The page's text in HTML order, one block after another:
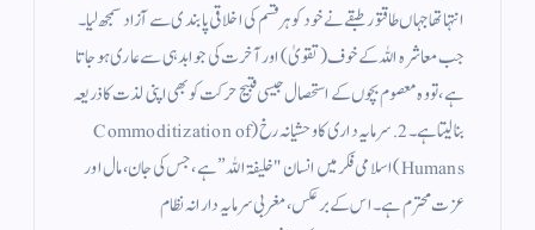
انتہا تھا جہاں طاقتور طبقے نے خود کو ہر قسم کی اخلاقی پابندی سے آزاد سمجھ لیا۔
جب معاشرہ اللہ کے خوف (تقویٰ) اور آخرت کی جوابدہی سے عاری ہو جاتا
ہے، تو وہ معصوم بچوں کے استحصال جیسی قبیح حرکت کو بھی اپنی لذت کا ذریعہ
بنا لیتا ہے۔ ​2. سرمایہ داری کا وحشیانہ رخ (Commoditization of
Humans) ​اسلامی فکر میں انسان "خلیفۃ اللہ” ہے، جس کی جان، مال اور
عزت محترم ہے۔ اس کے برعکس، مغربی سرمایہ دارانہ نظام